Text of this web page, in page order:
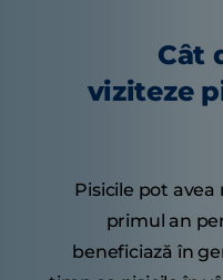
Cât
viziteze
Pisicile pot
primul an
beneficiază în